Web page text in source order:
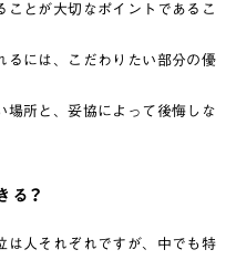
ことが大切なポイントであるこ
るには、こだわりたい部分の優
場所と、妥協によって後悔しな
る？
は人それぞれですが、中でも特